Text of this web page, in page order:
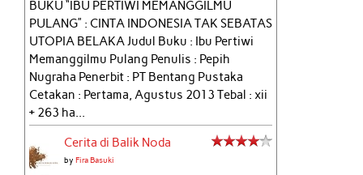
BUKU “IBU PERTIWI MEMANGGILMU
PULANG” : CINTA INDONESIA TAK SEBATAS
UTOPIA BELAKA Judul Buku : Ibu Pertiwi
Memanggilmu Pulang Penulis : Pepih
Nugraha Penerbit : PT Bentang Pustaka
Cetakan : Pertama, Agustus 2013 Tebal : xii
+ 263 ha...
Cerita di Balik Noda
byFira Basuki